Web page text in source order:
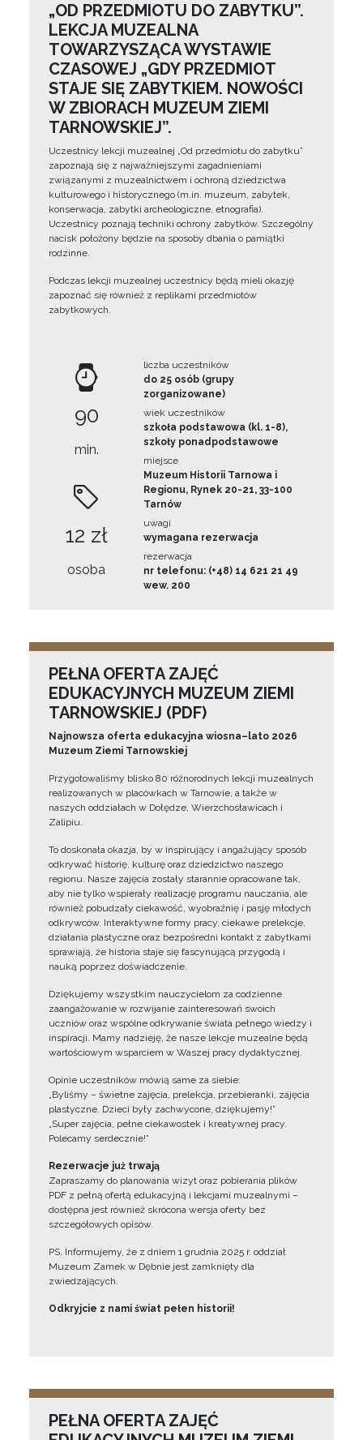
„OD PRZEDMIOTU DO ZABYTKU”.
LEKCJA MUZEALNA
TOWARZYSZĄCA WYSTAWIE
CZASOWEJ „GDY PRZEDMIOT
STAJE SIĘ ZABYTKIEM. NOWOŚCI
W ZBIORACH MUZEUM ZIEMI
TARNOWSKIEJ”.
Uczestnicy lekcji muzealnej „Od przedmiotu do zabytku”
zapoznają się z najważniejszymi zagadnieniami
związanymi z muzealnictwem i ochroną dziedzictwa
kulturowego i historycznego (m.in. muzeum, zabytek,
konserwacja, zabytki archeologiczne, etnografia).
Uczestnicy poznają techniki ochrony zabytków. Szczególny
nacisk położony będzie na sposoby dbania o pamiątki
rodzinne.
Podczas lekcji muzealnej uczestnicy będą mieli okazję
zapoznać się również z replikami przedmiotów
zabytkowych.
90
min.
12 zł
osoba
liczba uczestników
do 25 osób (grupy
zorganizowane)
wiek uczestników
szkoła podstawowa (kl. 1-8),
szkoły ponadpodstawowe
miejsce
Muzeum Historii Tarnowa i
Regionu, Rynek 20-21, 33-100
Tarnów
uwagi
wymagana rezerwacja
rezerwacja
nr telefonu: (+48) 14 621 21 49
wew. 200
PEŁNA OFERTA ZAJĘĆ
EDUKACYJNYCH MUZEUM ZIEMI
TARNOWSKIEJ (PDF)
Najnowsza oferta edukacyjna wiosna–lato 2026
Muzeum Ziemi Tarnowskiej
Przygotowaliśmy blisko 80 różnorodnych lekcji muzealnych
realizowanych w placówkach w Tarnowie, a także w
naszych oddziałach w Dołędze, Wierzchosławicach i
Zalipiu.
To doskonała okazja, by w inspirujący i angażujący sposób
odkrywać historię, kulturę oraz dziedzictwo naszego
regionu. Nasze zajęcia zostały starannie opracowane tak,
aby nie tylko wspierały realizację programu nauczania, ale
również pobudzały ciekawość, wyobraźnię i pasję młodych
odkrywców. Interaktywne formy pracy, ciekawe prelekcje,
działania plastyczne oraz bezpośredni kontakt z zabytkami
sprawiają, że historia staje się fascynującą przygodą i
nauką poprzez doświadczenie.
Dziękujemy wszystkim nauczycielom za codzienne
zaangażowanie w rozwijanie zainteresowań swoich
uczniów oraz wspólne odkrywanie świata pełnego wiedzy i
inspiracji. Mamy nadzieję, że nasze lekcje muzealne będą
wartościowym wsparciem w Waszej pracy dydaktycznej.
Opinie uczestników mówią same za siebie:
„Byliśmy – świetne zajęcia, prelekcja, przebieranki, zajęcia
plastyczne. Dzieci były zachwycone, dziękujemy!”
„Super zajęcia, pełne ciekawostek i kreatywnej pracy.
Polecamy serdecznie!”
Rezerwacje już trwają
Zapraszamy do planowania wizyt oraz pobierania plików
PDF z pełną ofertą edukacyjną i lekcjami muzealnymi –
dostępna jest również skrócona wersja oferty bez
szczegółowych opisów.
PS. Informujemy, że z dniem 1 grudnia 2025 r. oddział
Muzeum Zamek w Dębnie jest zamknięty dla
zwiedzających.
Odkryjcie z nami świat pełen historii!
PEŁNA OFERTA ZAJĘĆ